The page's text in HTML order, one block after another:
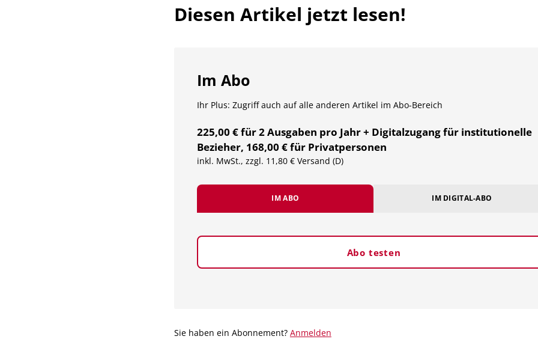
Diesen Artikel jetzt lesen!
Im Abo
Ihr Plus: Zugriff auch auf alle anderen Artikel im Abo-Bereich
225,00 € für 2 Ausgaben pro Jahr + Digitalzugang für institutionelle
Bezieher, 168,00 € für Privatpersonen
inkl. MwSt., zzgl. 11,80 € Versand (D)
IM ABO IM DIGITAL-ABO
Abo testen
Sie haben ein Abonnement? Anmelden